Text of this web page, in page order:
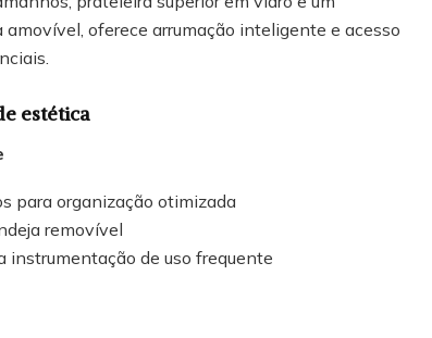
oferece arrumação inteligente e acesso
estética
para organização otimizada
removível
instrumentação de uso frequente